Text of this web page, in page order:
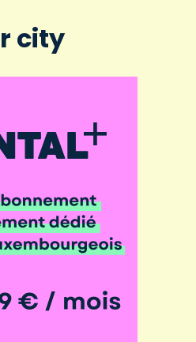
city